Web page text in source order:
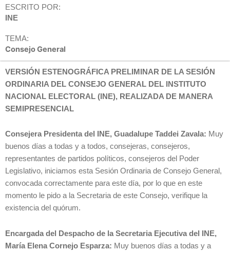
ESCRITO POR:
INE
TEMA:
Consejo General
VERSIÓN ESTENOGRÁFICA PRELIMINAR DE LA SESIÓN
ORDINARIA DEL CONSEJO GENERAL DEL INSTITUTO
NACIONAL ELECTORAL (INE), REALIZADA DE MANERA
SEMIPRESENCIAL
Consejera Presidenta del INE, Guadalupe Taddei Zavala: Muy
buenos días a todas y a todos, consejeras, consejeros,
representantes de partidos políticos, consejeros del Poder
Legislativo, iniciamos esta Sesión Ordinaria de Consejo General,
convocada correctamente para este día, por lo que en este
momento le pido a la Secretaria de este Consejo, verifique la
existencia del quórum.
Encargada del Despacho de la Secretaria Ejecutiva del INE,
María Elena Cornejo Esparza: Muy buenos días a todas y a